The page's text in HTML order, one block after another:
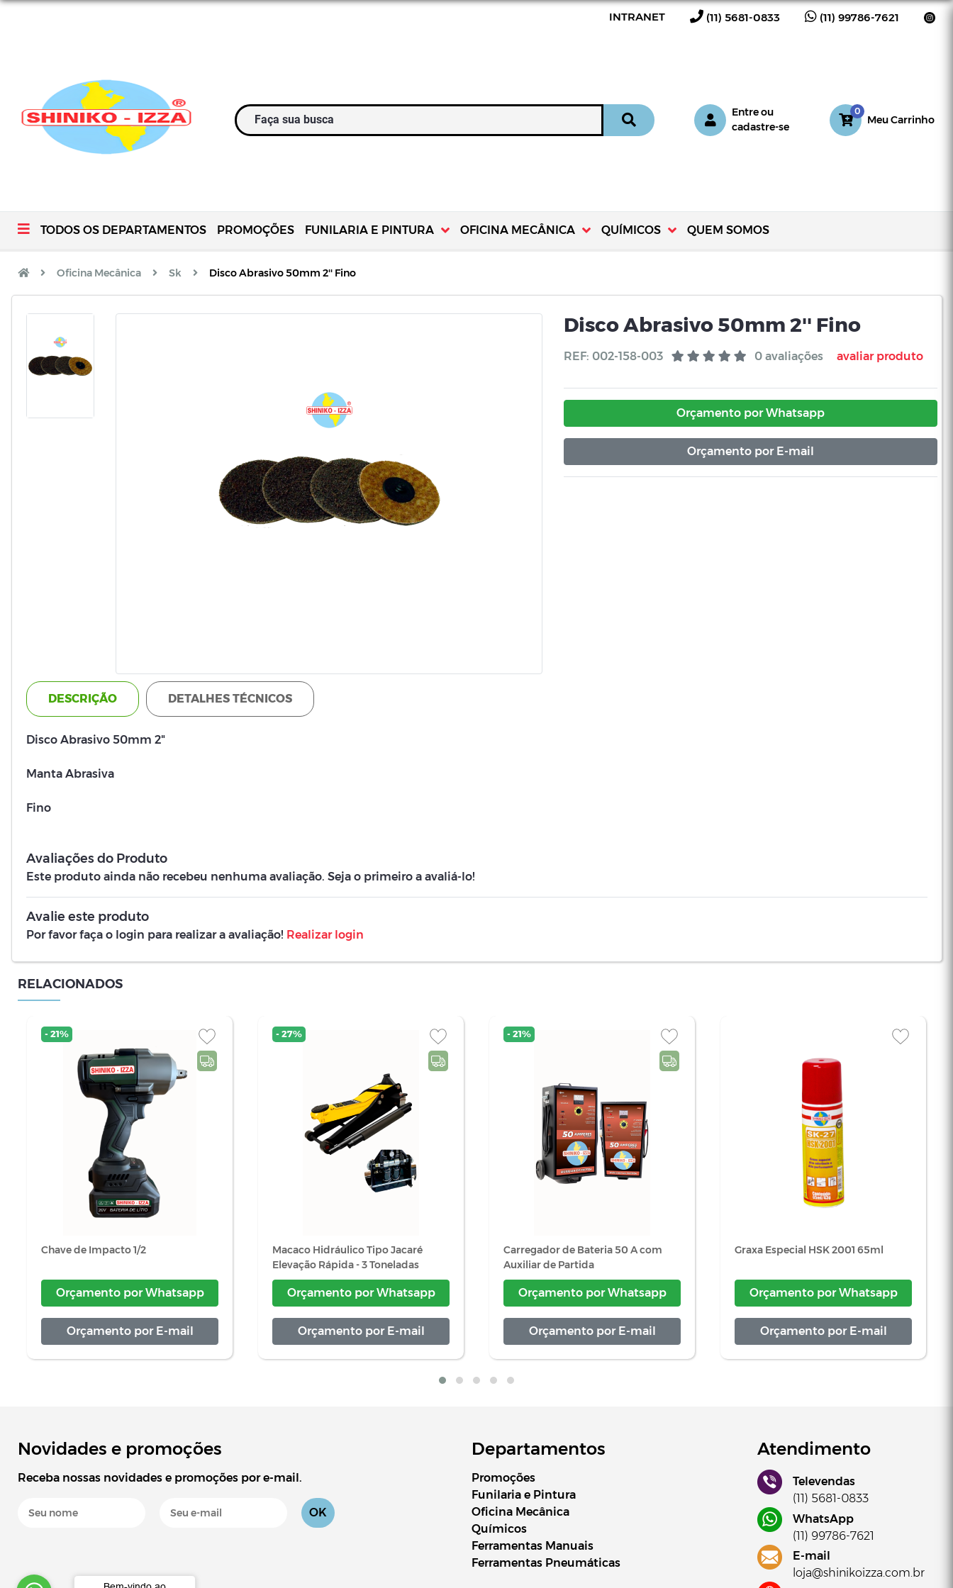
INTRANET (11) 5681-0833 (11) 99786-7621
Entreou
cadastre-se
0
Meu Carrinho
TODOS OS DEPARTAMENTOS PROMOÇÕES FUNILARIA E PINTURA OFICINA MECÂNICA QUÍMICOS QUEM SOMOS
Oficina Mecânica Sk Disco Abrasivo 50mm 2'' Fino
Disco Abrasivo 50mm 2'' Fino
REF: 002-158-003 0 avaliações avaliar produto
Orçamento por Whatsapp
Orçamento por E-mail
DESCRIÇÃO DETALHES TÉCNICOS
Disco Abrasivo 50mm 2"
Manta Abrasiva
Fino
Avaliações do Produto
Este produto ainda não recebeu nenhuma avaliação. Seja o primeiro a avaliá-lo!
Avalie este produto
Por favor faça o login para realizar a avaliação! Realizar login
RELACIONADOS
- 21%
Chave de Impacto 1/2
Orçamento porWhatsapp
Orçamento porE-mail
- 27%
Macaco Hidráulico Tipo Jacaré
Elevação Rápida - 3 Toneladas
Orçamento porWhatsapp
Orçamento porE-mail
- 21%
Carregador de Bateria 50 A com
Auxiliar de Partida
Orçamento porWhatsapp
Orçamento porE-mail
Graxa Especial HSK 2001 65ml
Orçamento porWhatsapp
Orçamento porE-mail
Novidades e promoções
Receba nossas novidades e promoções por e-mail.
OK
Departamentos
Promoções
Funilaria e Pintura
Oficina Mecânica
Químicos
Ferramentas Manuais
Ferramentas Pneumáticas
Atendimento
Televendas
(11) 5681-0833
WhatsApp
(11) 99786-7621
E-mail
loja@shinikoizza.com.br